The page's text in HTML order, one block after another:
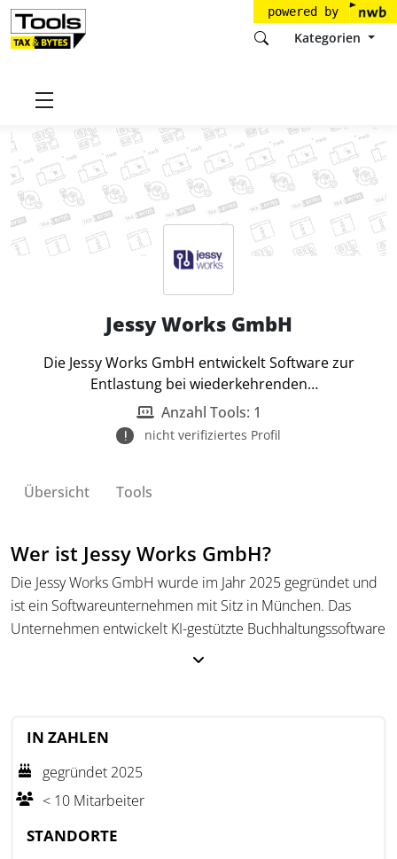
powered by
Kategorien
Startseite
Jessy Works GmbH
Die Jessy Works GmbH entwickelt Software zur
Entlastung bei wiederkehrenden
Buchhaltungsaufgaben.
Anzahl Tools: 1
nicht verifiziertes Profil
Übersicht Tools
Wer ist Jessy Works GmbH?
Die Jessy Works GmbH wurde im Jahr 2025 gegründet und
ist ein Softwareunternehmen mit Sitz in München. Das
Unternehmen entwickelt KI-gestützte Buchhaltungssoftware
sich in bestehende Arbeitsabläufe einzufügen, statt diese
vollständig zu ersetzen.
Jessy Works unterstützt bei standardisierbaren
Buchhaltungsaufgaben und bereitet Monatsabschlüsse vor.
IN ZAHLEN
gegründet 2025
< 10 Mitarbeiter
STANDORTE